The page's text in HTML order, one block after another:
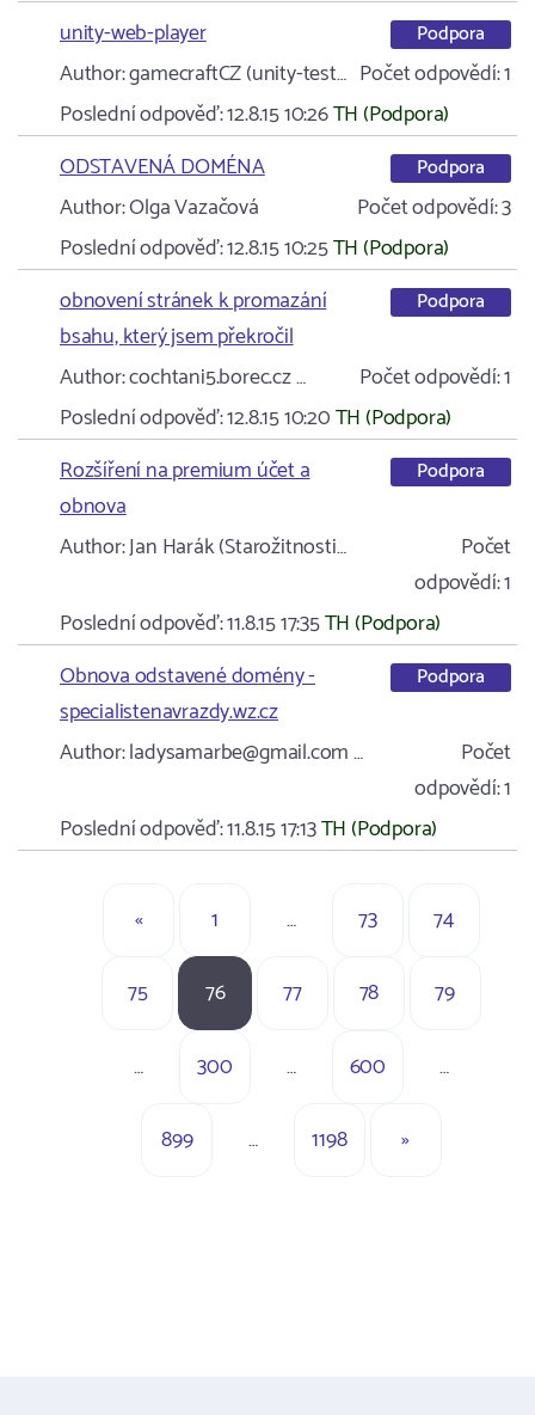
unity-web-player
Podpora
Author:gamecraftCZ (unity-test… Počet odpovědí:1
Poslední odpověď:12.8.15 10:26TH (Podpora)
ODSTAVENÁ DOMÉNA
Podpora
Author:Olga Vazačová Počet odpovědí:3
Poslední odpověď:12.8.15 10:25TH (Podpora)
obnovení stránek k promazání
bsahu, který jsem překročil
Podpora
Author:cochtani5.borec.cz … Počet odpovědí:1
Poslední odpověď:12.8.15 10:20TH (Podpora)
Rozšíření na premium účet a
obnova
Podpora
Author:Jan Harák (Starožitnosti…
Počet
odpovědí:1
Poslední odpověď:11.8.15 17:35TH (Podpora)
Obnova odstavené domény -
specialistenavrazdy.wz.cz
Podpora
Author:ladysamarbe@gmail.com …
Počet
odpovědí:1
Poslední odpověď:11.8.15 17:13TH (Podpora)
« 1 … 73 74
75 76 77 78 79
… 300 … 600 …
899 … 1198 »